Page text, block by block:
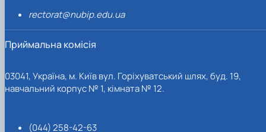
rectorat@nubip.edu.ua
Приймальна комісія
03041, Україна, м. Київ вул. Горіхуватський шлях, буд. 19,
навчальний корпус № 1, кімната № 12.
(044) 258-42-63